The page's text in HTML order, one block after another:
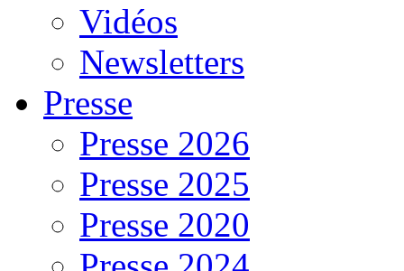
Vidéos
Newsletters
Presse
Presse 2026
Presse 2025
Presse 2020